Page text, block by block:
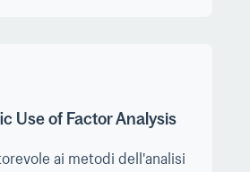
Use of Factor Analysis
ai metodi dell'analisi